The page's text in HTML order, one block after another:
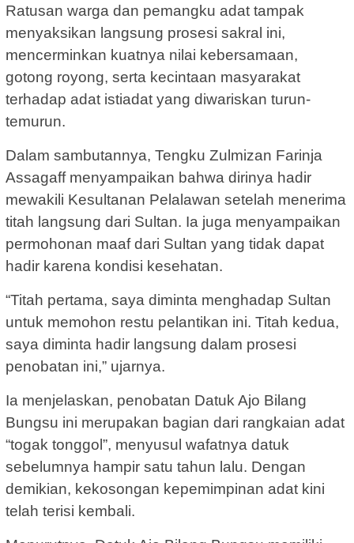
Ratusan warga dan pemangku adat tampak
menyaksikan langsung prosesi sakral ini,
mencerminkan kuatnya nilai kebersamaan,
gotong royong, serta kecintaan masyarakat
terhadap adat istiadat yang diwariskan turun-
temurun.
Dalam sambutannya, Tengku Zulmizan Farinja
Assagaff menyampaikan bahwa dirinya hadir
mewakili Kesultanan Pelalawan setelah menerima
titah langsung dari Sultan. Ia juga menyampaikan
permohonan maaf dari Sultan yang tidak dapat
hadir karena kondisi kesehatan.
“Titah pertama, saya diminta menghadap Sultan
untuk memohon restu pelantikan ini. Titah kedua,
saya diminta hadir langsung dalam prosesi
penobatan ini,” ujarnya.
Ia menjelaskan, penobatan Datuk Ajo Bilang
Bungsu ini merupakan bagian dari rangkaian adat
“togak tonggol”, menyusul wafatnya datuk
sebelumnya hampir satu tahun lalu. Dengan
demikian, kekosongan kepemimpinan adat kini
telah terisi kembali.